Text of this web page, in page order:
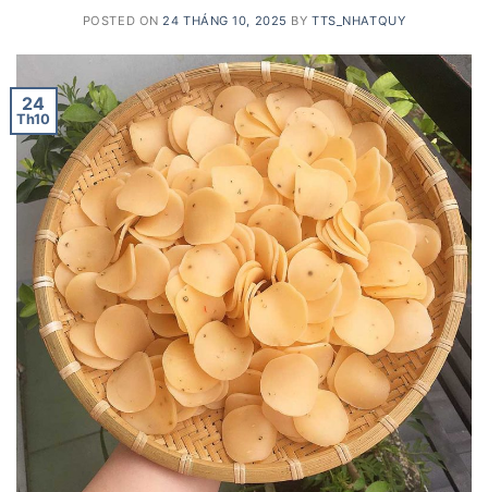
POSTED ON24 THÁNG 10, 2025 BYTTS_NHATQUY
24
Th10